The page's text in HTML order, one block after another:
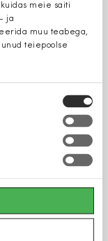
meie saiti
ja
muu teabega,
teiepoolse